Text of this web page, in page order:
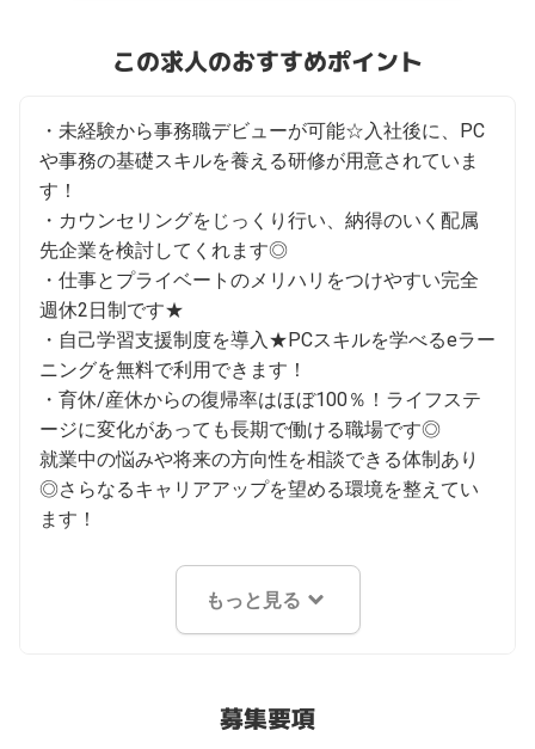
この求人のおすすめポイント
・未経験から事務職デビューが可能☆入社後に、PC
や事務の基礎スキルを養える研修が用意されていま
す！
・カウンセリングをじっくり行い、納得のいく配属
先企業を検討してくれます◎
・仕事とプライベートのメリハリをつけやすい完全
週休2日制です★
・自己学習支援制度を導入★PCスキルを学べるeラー
ニングを無料で利用できます！
・育休/産休からの復帰率はほぼ100％！ライフステ
ージに変化があっても長期で働ける職場です◎
就業中の悩みや将来の方向性を相談できる体制あり
◎さらなるキャリアアップを望める環境を整えてい
ます！
もっと見る
募集要項